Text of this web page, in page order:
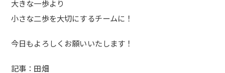
大きな一歩より
小さな二歩を大切にするチームに！
今日もよろしくお願いいたします！
記事：田畑